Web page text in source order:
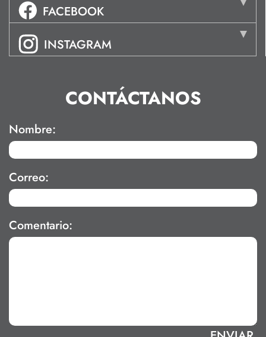
FACEBOOK
INSTAGRAM
CONTÁCTANOS
Nombre:
Correo:
Comentario: